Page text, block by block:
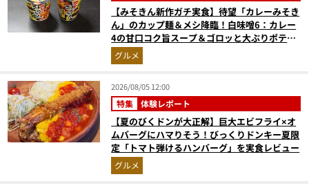
【みそきん新作ガチ実食】待望「カレーみそき
ん」のカップ麺＆メシ降臨！白味噌6：カレー
4の甘口コク旨スープ＆ゴロッと大ぶりポテト
に歓喜
グルメ
2026/08/05 12:00
特集 体験レポート
【夏のびくドンが大正解】巨大エビフライ×オ
ムバーグにハマりそう！びっくりドンキー夏限
定「トマト弾けるハンバーグ」を実食レビュー
グルメ